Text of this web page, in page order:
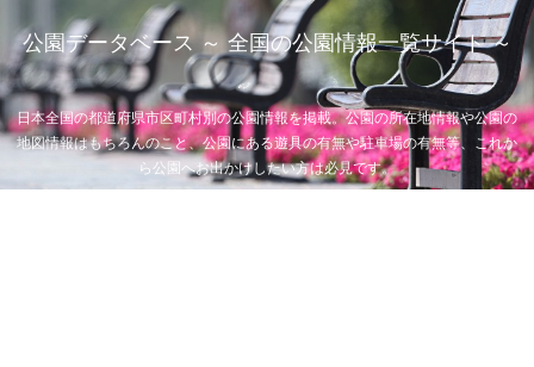
公園データベース ～ 全国の公園情報一覧サイト ～
日本全国の都道府県市区町村別の公園情報を掲載。公園の所在地情報や公園の
地図情報はもちろんのこと、公園にある遊具の有無や駐車場の有無等、これか
ら公園へお出かけしたい方は必見です。